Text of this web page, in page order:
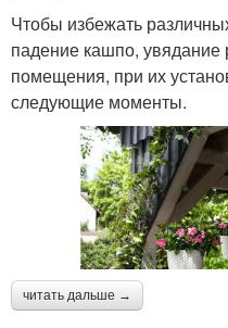
Чтобы избежать
падение кашпо, увядание
помещения, при их
следующие моменты.
читать дальше →